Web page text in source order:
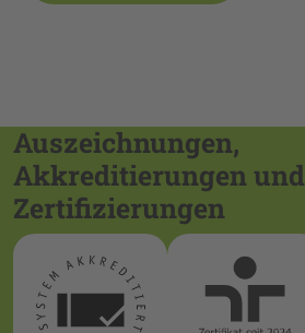
Auszeichnungen,
Akkreditierungen und
Zertifizierungen